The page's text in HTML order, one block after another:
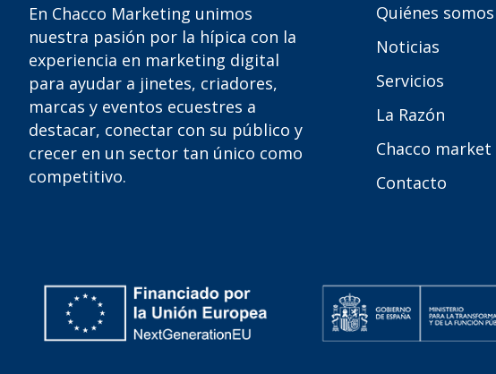
En Chacco Marketing unimos
nuestra pasión por la hípica con la
experiencia en marketing digital
para ayudar a jinetes, criadores,
marcas y eventos ecuestres a
destacar, conectar con su público y
crecer en un sector tan único como
competitivo.
Quiénes somos
Noticias
Servicios
La Razón
Chacco market
Contacto